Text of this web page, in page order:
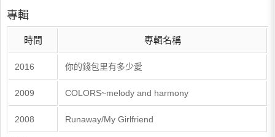
專輯
時間 專輯名稱
2016 你的錢包里有多少愛
2009 COLORS~melody and harmony
2008 Runaway/My Girlfriend